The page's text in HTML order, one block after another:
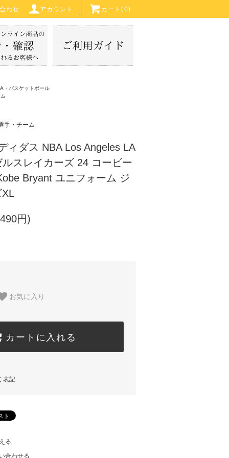
わせ アカウント カート(0)
・バスケットボール
手・チーム
ィダス NBA Los Angeles LA
スレイカーズ 24 コービー
Bryant ユニフォーム ジ
円)
お気に入り
カートに入れる
表記
る
合わせる